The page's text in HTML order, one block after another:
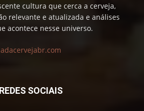
cultura que cerca a cerveja,
relevante e atualizada e análises
acontece nesse universo.
REDES SOCIAIS